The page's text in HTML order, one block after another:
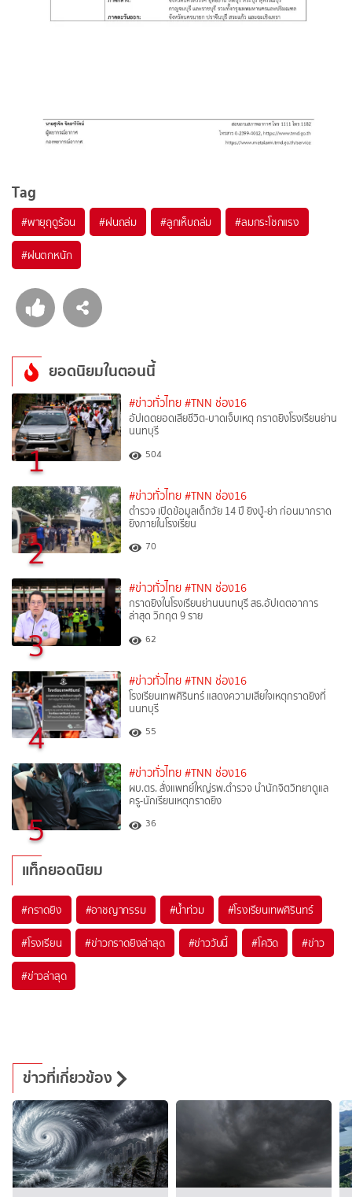
Tag
#พายุฤดูร้อน #ฝนถล่ม #ลูกเห็บถล่ม #ลมกระโชกแรง
#ฝนตกหนัก
ยอดนิยมในตอนนี้
1
#ข่าวทั่วไทย #TNN ช่อง16
อัปเดตยอดเสียชีวิต-บาดเจ็บเหตุ กราดยิงโรงเรียนย่าน
นนทบุรี
504
2
#ข่าวทั่วไทย #TNN ช่อง16
ตำรวจ เปิดข้อมูลเด็กวัย 14 ปี ยิงปู่-ย่า ก่อนมากราด
ยิงภายในโรงเรียน
70
3
#ข่าวทั่วไทย #TNN ช่อง16
กราดยิงในโรงเรียนย่านนนทบุรี สธ.อัปเดตอาการ
ล่าสุด วิกฤต 9 ราย
62
4
#ข่าวทั่วไทย #TNN ช่อง16
โรงเรียนเทพศิรินทร์ แสดงความเสียใจเหตุกราดยิงที่
นนทบุรี
55
5
#ข่าวทั่วไทย #TNN ช่อง16
ผบ.ตร. สั่งแพทย์ใหญ่รพ.ตำรวจ นำนักจิตวิทยาดูแล
ครู-นักเรียนเหตุกราดยิง
36
แท็กยอดนิยม
#กราดยิง #อาชญากรรม #น้ำท่วม #โรงเรียนเทพศิรินทร์
#โรงเรียน #ข่าวกราดยิงล่าสุด #ข่าววันนี้ #โควิด #ข่าว
#ข่าวล่าสุด
ข่าวที่เกี่ยวข้อง